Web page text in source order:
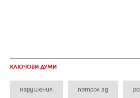
КЛЮЧОВИ ДУМИ
нарушения петрол ад